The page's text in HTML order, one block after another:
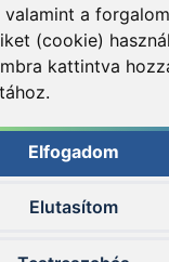
valamint a
(cookie)
kattintva
Elfogadom
Elutasítom